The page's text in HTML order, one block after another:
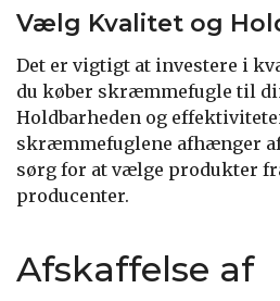
Vælg Kvalitet og
Det er vigtigt at investere i
du køber skræmmefugle til
Holdbarheden og
skræmmefuglene afhænger
sørg for at vælge produkter
producenter.
Afskaffelse af